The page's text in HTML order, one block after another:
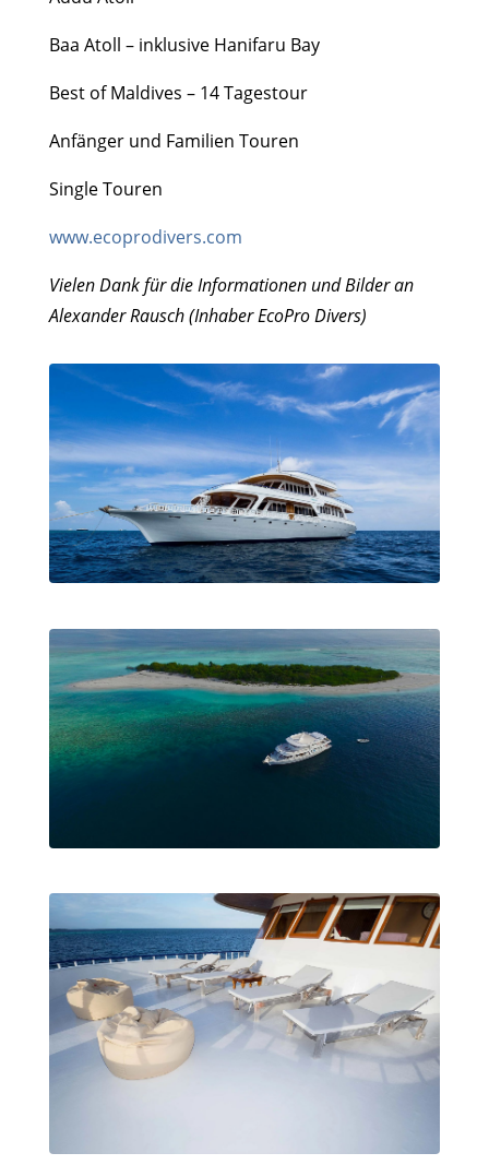
Baa Atoll – inklusive Hanifaru Bay
Best of Maldives – 14 Tagestour
Anfänger und Familien Touren
Single Touren
www.ecoprodivers.com
Vielen Dank für die Informationen und Bilder an
Alexander Rausch (Inhaber EcoPro Divers)